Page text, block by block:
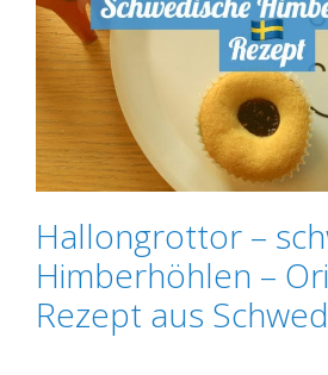
Hallongrottor –
Himberhöhlen –
Rezept aus